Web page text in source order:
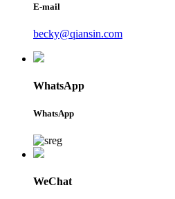
E-mail
becky@qiansin.com
WhatsApp
WhatsApp
WeChat